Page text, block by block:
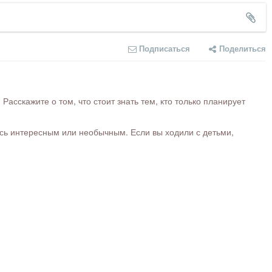
Подписаться Поделиться
о том, что стоит знать тем, кто только планирует
интересным или необычным. Если вы ходили с детьми,